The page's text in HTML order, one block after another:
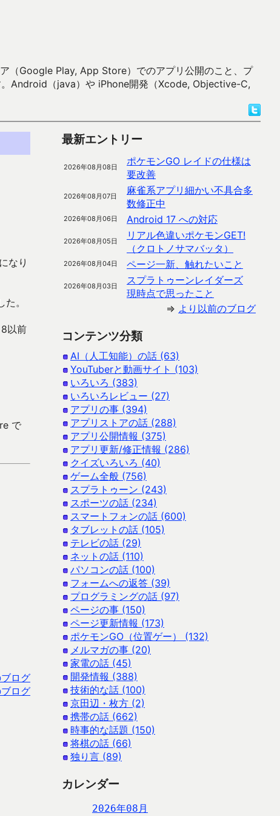
（Google Play, App Store）でのアプリ公開のこと、プ
。Android（java）や iPhone開発（Xcode, Objective-C,
なり
。
以前
で
ログ
ログ
最新エントリー
2026年08月08日
ポケモンGO レイドの仕様は
要改善
2026年08月07日
麻雀系アプリ細かい不具合多
数修正中
2026年08月06日 Android 17 への対応
2026年08月05日
リアル色違いポケモンGET!
（クロトノサマバッタ）
2026年08月04日 ページ一新、触れたいこと
2026年08月03日
スプラトゥーンレイダーズ
現時点で思ったこと
⇒ より以前のブログ
コンテンツ分類
AI（人工知能）の話 (63)
YouTuberと動画サイト (103)
いろいろ (383)
いろいろレビュー (27)
アプリの事 (394)
アプリストアの話 (288)
アプリ公開情報 (375)
アプリ更新/修正情報 (286)
クイズいろいろ (40)
ゲーム全般 (756)
スプラトゥーン (243)
スポーツの話 (234)
スマートフォンの話 (600)
タブレットの話 (105)
テレビの話 (29)
ネットの話 (110)
パソコンの話 (100)
フォームへの返答 (39)
プログラミングの話 (97)
ページの事 (150)
ページ更新情報 (173)
ポケモンGO（位置ゲー） (132)
メルマガの事 (20)
家電の話 (45)
開発情報 (388)
技術的な話 (100)
京田辺・枚方 (2)
携帯の話 (662)
時事的な話題 (150)
将棋の話 (66)
独り言 (89)
カレンダー
2026年08月